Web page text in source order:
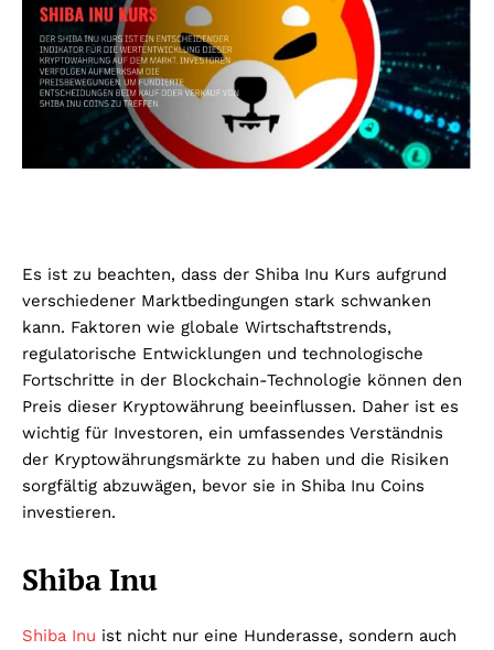
Es ist zu beachten, dass der Shiba Inu Kurs aufgrund
verschiedener Marktbedingungen stark schwanken
kann. Faktoren wie globale Wirtschaftstrends,
regulatorische Entwicklungen und technologische
Fortschritte in der Blockchain-Technologie können den
Preis dieser Kryptowährung beeinflussen. Daher ist es
wichtig für Investoren, ein umfassendes Verständnis
der Kryptowährungsmärkte zu haben und die Risiken
sorgfältig abzuwägen, bevor sie in Shiba Inu Coins
investieren.
Shiba Inu
Shiba Inu ist nicht nur eine Hunderasse, sondern auch